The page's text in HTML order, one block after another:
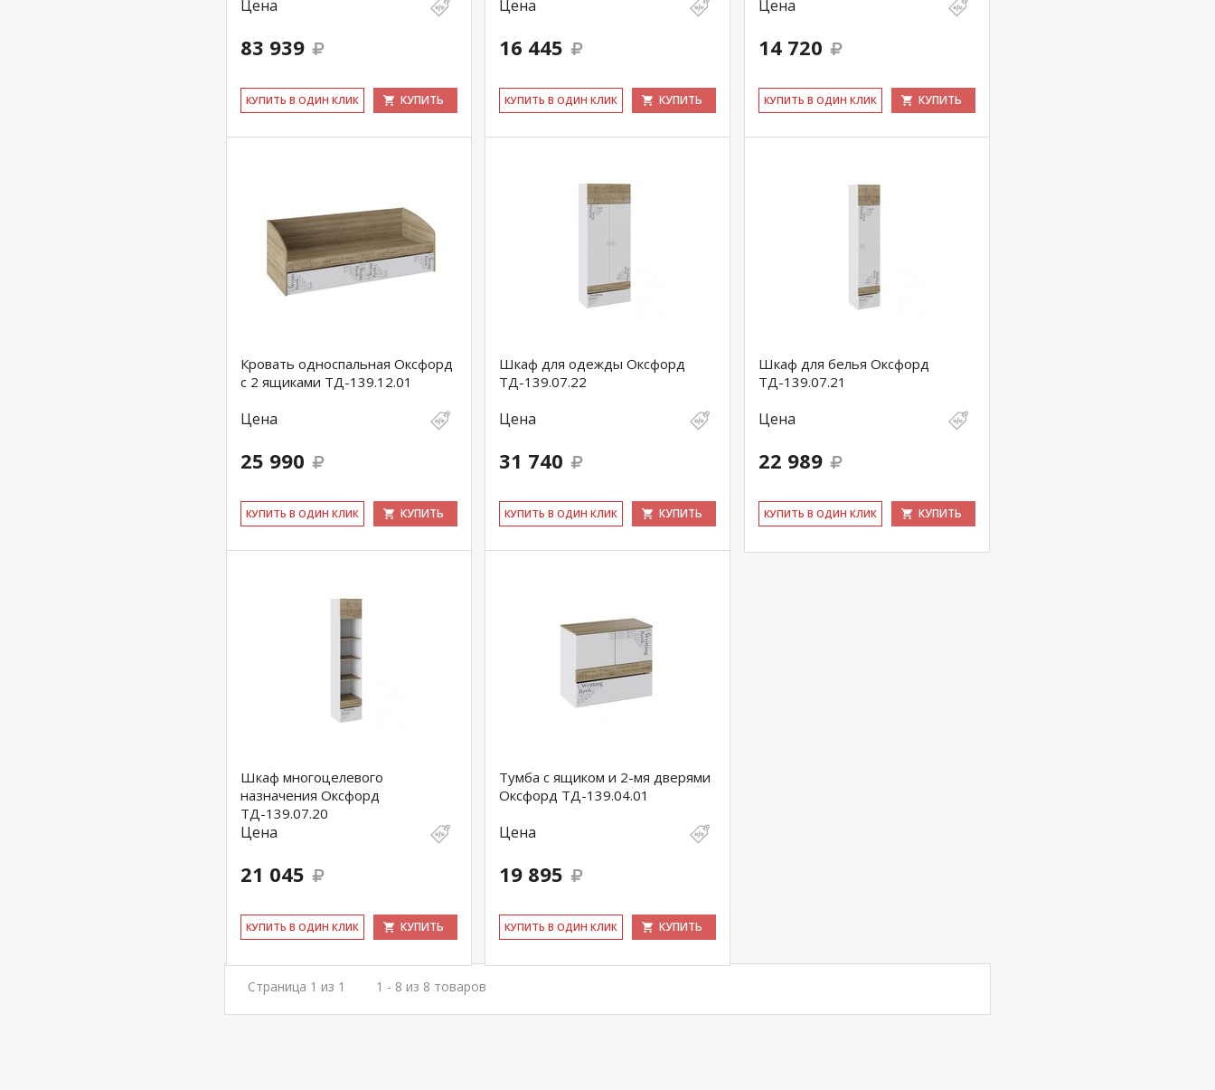
Цена
83 939
КУ­ПИТЬ В ОДИН КЛИК КУПИТЬ
Цена
16 445
КУ­ПИТЬ В ОДИН КЛИК КУПИТЬ
Цена
14 720
КУ­ПИТЬ В ОДИН КЛИК КУПИТЬ
Кровать односпальная Оксфорд
с 2 ящиками ТД-139.12.01
Цена
25 990
КУ­ПИТЬ В ОДИН КЛИК КУПИТЬ
Шкаф для одежды Оксфорд
ТД-139.07.22
Цена
31 740
КУ­ПИТЬ В ОДИН КЛИК КУПИТЬ
Шкаф для белья Оксфорд
ТД-139.07.21
Цена
22 989
КУ­ПИТЬ В ОДИН КЛИК КУПИТЬ
Шкаф многоцелевого
назначения Оксфорд
ТД-139.07.20
Цена
21 045
КУ­ПИТЬ В ОДИН КЛИК КУПИТЬ
Тумба с ящиком и 2-мя дверями
Оксфорд ТД-139.04.01
Цена
19 895
КУ­ПИТЬ В ОДИН КЛИК КУПИТЬ
Страница 1 из 1 1 - 8 из 8 товаров